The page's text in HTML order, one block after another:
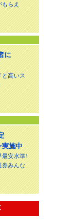
らえ
に
と高いス
実施中
最安水準!
券みんな